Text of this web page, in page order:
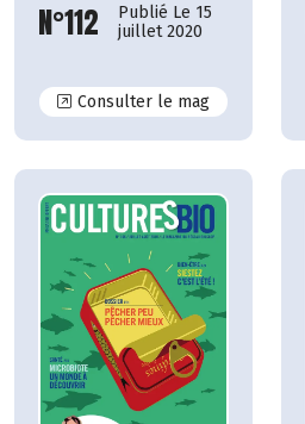
N°112
Publié Le 15
juillet 2020
Consulter le magN°112